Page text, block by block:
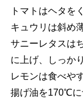
トマトはヘタを
キュウリは斜め
サニーレタスは
に上げ、しっか
レモンは食べや
揚げ油を170℃に